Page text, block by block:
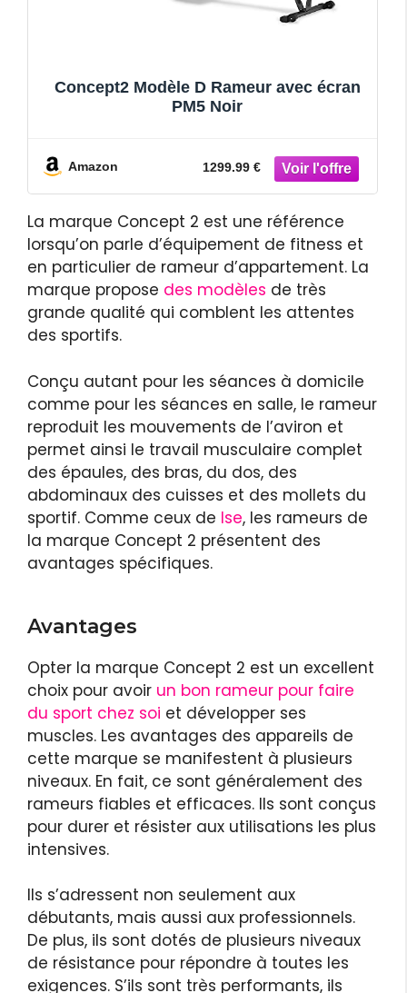
Concept2 Modèle D Rameur avec écran
PM5 Noir
Amazon 1299.99 €
La marque Concept 2 est une référence
lorsqu’on parle d’équipement de fitness et
en particulier de rameur d’appartement. La
marque propose des modèles de très
grande qualité qui comblent les attentes
des sportifs.
Conçu autant pour les séances à domicile
comme pour les séances en salle, le rameur
reproduit les mouvements de l’aviron et
permet ainsi le travail musculaire complet
des épaules, des bras, du dos, des
abdominaux des cuisses et des mollets du
sportif. Comme ceux de Ise, les rameurs de
la marque Concept 2 présentent des
avantages spécifiques.
Avantages
Opter la marque Concept 2 est un excellent
choix pour avoir un bon rameur pour faire
du sport chez soi et développer ses
muscles. Les avantages des appareils de
cette marque se manifestent à plusieurs
niveaux. En fait, ce sont généralement des
rameurs fiables et efficaces. Ils sont conçus
pour durer et résister aux utilisations les plus
intensives.
Ils s’adressent non seulement aux
débutants, mais aussi aux professionnels.
De plus, ils sont dotés de plusieurs niveaux
de résistance pour répondre à toutes les
exigences. S’ils sont très performants, ils